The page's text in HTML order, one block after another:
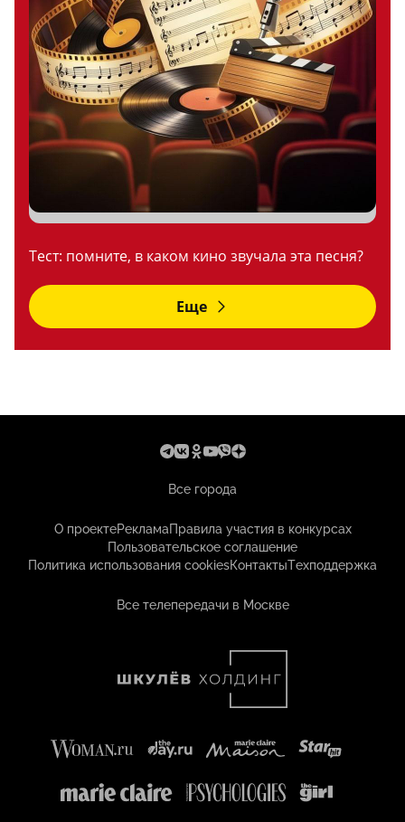
Тест: помните, в каком кино звучала эта песня?
Еще
Все города
О проектеРекламаПравила участия в конкурсах
Пользовательское соглашение
Политика использования cookiesКонтактыТехподдержка
Все телепередачи в Москве